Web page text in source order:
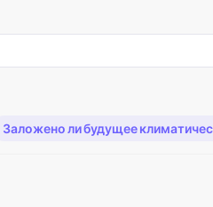
Заложено ли будущее